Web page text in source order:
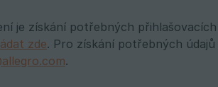
je získání potřebných
zde. Pro získání potřebných
.